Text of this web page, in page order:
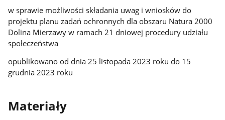
w sprawie możliwości składania uwag i wniosków do
projektu planu zadań ochronnych dla obszaru Natura 2000
Dolina Mierzawy w ramach 21 dniowej procedury udziału
społeczeństwa
opublikowano od dnia 25 listopada 2023 roku do 15
grudnia 2023 roku
Materiały